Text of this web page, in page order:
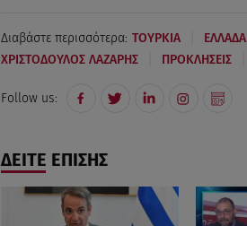
Διαβάστε περισσότερα: ΤΟΥΡΚΙΑ ΕΛΛΑΔΑ
ΧΡΙΣΤΟΔΟΥΛΟΣ ΛΑΖΑΡΗΣ ΠΡΟΚΛΗΣΕΙΣ
Follow us:
ΔΕΙΤΕ ΕΠΙΣΗΣ